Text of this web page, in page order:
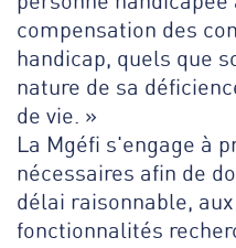
compensation des
handicap, quels que
nature de sa
de vie. »
La Mgéfi s'engage à
nécessaires afin de
délai raisonnable,
fonctionnalités